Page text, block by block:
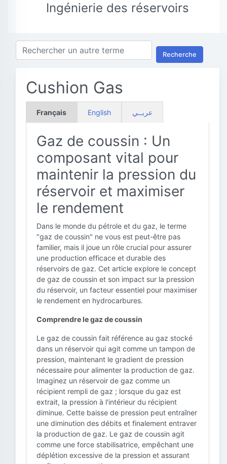
Ingénierie des réservoirs
Recherche
Cushion Gas
Français English عربــي
Gaz de coussin : Un
composant vital pour
maintenir la pression du
réservoir et maximiser
le rendement
Dans le monde du pétrole et du gaz, le terme
"gaz de coussin" ne vous est peut-être pas
familier, mais il joue un rôle crucial pour assurer
une production efficace et durable des
réservoirs de gaz. Cet article explore le concept
de gaz de coussin et son impact sur la pression
du réservoir, un facteur essentiel pour maximiser
le rendement en hydrocarbures.
Comprendre le gaz de coussin
Le gaz de coussin fait référence au gaz stocké
dans un réservoir qui agit comme un tampon de
pression, maintenant le gradient de pression
nécessaire pour alimenter la production de gaz.
Imaginez un réservoir de gaz comme un
récipient rempli de gaz ; lorsque du gaz est
extrait, la pression à l'intérieur du récipient
diminue. Cette baisse de pression peut entraîner
une diminution des débits et finalement entraver
la production de gaz. Le gaz de coussin agit
comme une force stabilisatrice, empêchant une
déplétion excessive de la pression et assurant